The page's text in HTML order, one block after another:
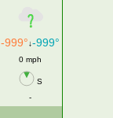
-999°↓-999°
0 mph
S
-